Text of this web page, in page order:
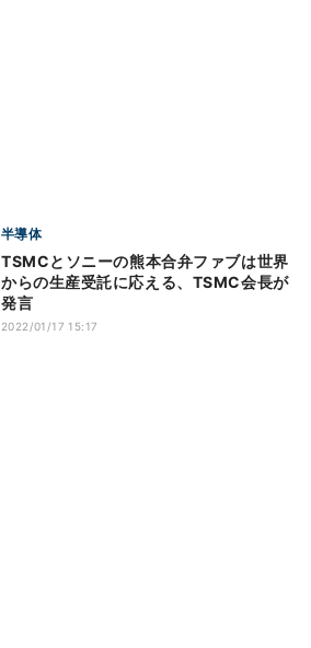
半導体
TSMCとソニーの熊本合弁ファブは世界
からの生産受託に応える、TSMC会長が
発言
2022/01/17 15:17